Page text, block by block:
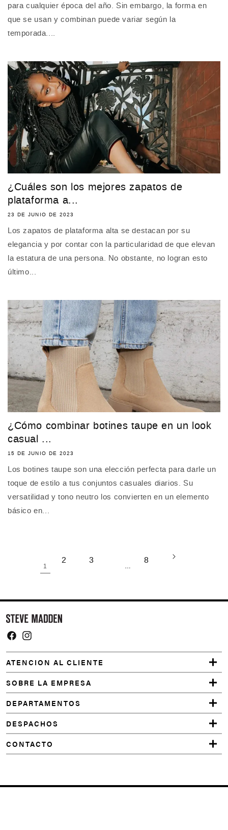
para cualquier época del año. Sin embargo, la forma en
que se usan y combinan puede variar según la
temporada....
¿Cuáles son los mejores zapatos de
plataforma a...
23 DE JUNIO DE 2023
Los zapatos de plataforma alta se destacan por su
elegancia y por contar con la particularidad de que elevan
la estatura de una persona. No obstante, no logran esto
último...
¿Cómo combinar botines taupe en un look
casual ...
15 DE JUNIO DE 2023
Los botines taupe son una elección perfecta para darle un
toque de estilo a tus conjuntos casuales diarios. Su
versatilidad y tono neutro los convierten en un elemento
básico en...
1
2 3
…
8
ATENCION AL CLIENTE
SOBRE LA EMPRESA
DEPARTAMENTOS
DESPACHOS
CONTACTO